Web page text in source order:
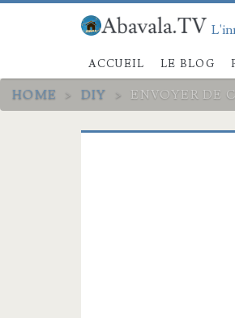
ACCUEIL LE BLOG
HOME > DIY > ENVOYER DE